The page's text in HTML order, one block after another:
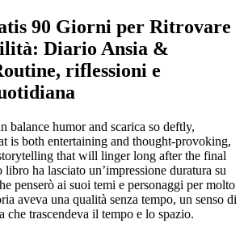
90 Giorni per Ritrovare
Diario Ansia &
riflessioni e
balance humor and scarica so deftly,
is both entertaining and thought-provoking,
that will linger long after the final
libro ha lasciato un’impressione duratura su
penserò ai suoi temi e personaggi per molto
aveva una qualità senza tempo, un senso di
che trascendeva il tempo e lo spazio.